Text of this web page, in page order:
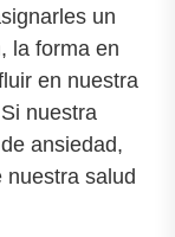
un
la forma en
en nuestra
nuestra
ansiedad,
salud